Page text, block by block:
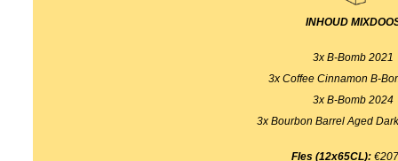
INHOUD
3x B-Bomb 2021
3x Coffee Cinnamon B-
3x B-Bomb 2024
3x Bourbon Barrel Aged
Fles (12x65CL):